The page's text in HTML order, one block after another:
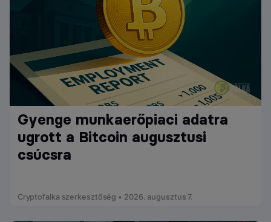
Gyenge munkaerőpiaci adatra
ugrott a Bitcoin augusztusi
csúcsra
Cryptofalka szerkesztőség • 2026. augusztus 7.